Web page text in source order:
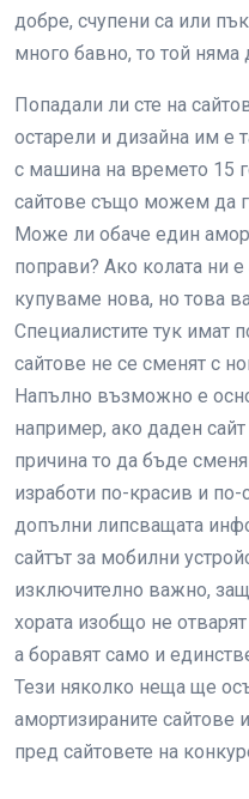
добре, счупени са или
много бавно, то той
Попадали ли сте на
остарели и дизайна им е
с машина на времето 15
сайтове също можем да
Може ли обаче един
поправи? Ако колата ни е
купуваме нова, но това
Специалистите тук имат
сайтове не се сменят с
Напълно възможно е
например, ако даден
причина то да бъде
изработи по-красив и
допълни липсващата
сайтът за мобилни
изключително важно,
хората изобщо не
а боравят само и
Тези няколко неща ще
амортизираните
пред сайтовете на